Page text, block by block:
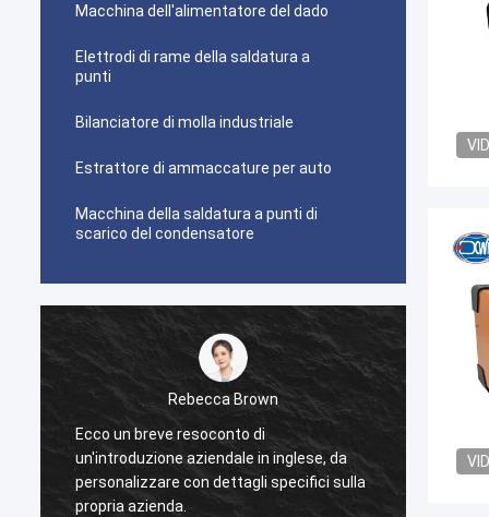
Macchina dell'alimentatore del dado
Elettrodi di rame della saldatura a
punti
Bilanciatore di molla industriale
Estrattore di ammaccature per auto
Macchina della saldatura a punti di
scarico del condensatore
Rebecca Brown
Ecco un breve resoconto di
un'introduzione aziendale in inglese, da
personalizzare con dettagli specifici sulla
propria azienda.
da